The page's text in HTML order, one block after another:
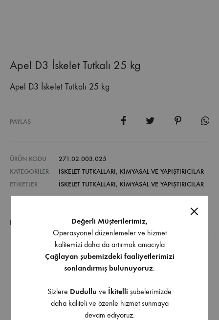
Apel D3 İskelet Tutkalı 25 kg
Apel D3 İskelet Tutkalı 25 kg
PAYLAŞ
ÜRÜN KODU
271.02.003.025
KATEGORILER
İSKELET TUTKALLARI, KİMYASAL VE YAPIŞTIRICILAR
ETIKETLER
İSKELET TUTKALLARI, KIMYASAL VE YAPIŞTIRICILAR
EK BILGI
APEL D3 İskelet Tutkalı yüksek yapıştırma gücüne
sahip, D3 normunda pvac. bazlı şeffaf ahşap tutkalıdır.
birisidir
APEL D3 İskelet Tutkalı, nem oranı yüksek olsa dahi
Değerli Müşterilerimiz,
Operasyonel düzenlemeler ve hizmet
kalitemizi daha da artırmak amacıyla
Çağlayan şubemizdeki faaliyetlerimizi
sonlandırmış bulunuyoruz
Sizlere Dudullu ve İkitelli şubelerimizde
daha kaliteli ve özenle hizmet sunmaya
devam ediyoruz.